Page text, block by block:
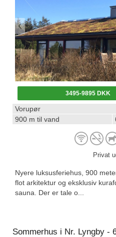
3495-9895 DKK
Vorupør
900 m til vand
Privat
Nyere luksusferiehus, 900
flot arkitektur og eksklusiv
sauna. Der er tale o...
Sommerhus i Nr. Lyngby -